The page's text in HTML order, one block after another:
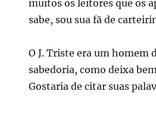
muitos os leitores que os
sabe, sou sua fã de
O J. Triste era um homem
sabedoria, como deixa
Gostaria de citar suas